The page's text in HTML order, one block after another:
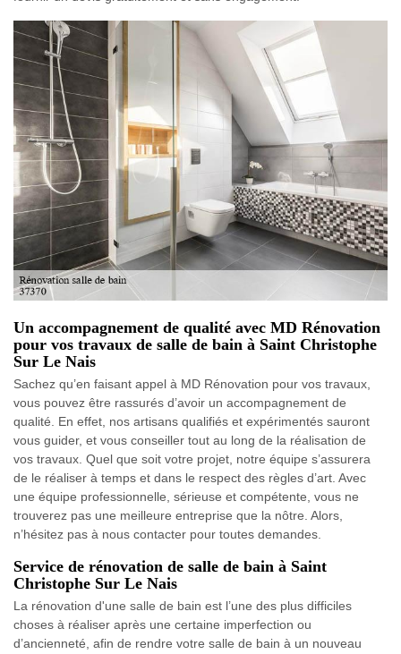
Un accompagnement de qualité avec MD Rénovation
pour vos travaux de salle de bain à Saint Christophe
Sur Le Nais
Sachez qu’en faisant appel à MD Rénovation pour vos travaux,
vous pouvez être rassurés d’avoir un accompagnement de
qualité. En effet, nos artisans qualifiés et expérimentés sauront
vous guider, et vous conseiller tout au long de la réalisation de
vos travaux. Quel que soit votre projet, notre équipe s’assurera
de le réaliser à temps et dans le respect des règles d’art. Avec
une équipe professionnelle, sérieuse et compétente, vous ne
trouverez pas une meilleure entreprise que la nôtre. Alors,
n’hésitez pas à nous contacter pour toutes demandes.
Service de rénovation de salle de bain à Saint
Christophe Sur Le Nais
La rénovation d'une salle de bain est l’une des plus difficiles
choses à réaliser après une certaine imperfection ou
d’ancienneté, afin de rendre votre salle de bain à un nouveau